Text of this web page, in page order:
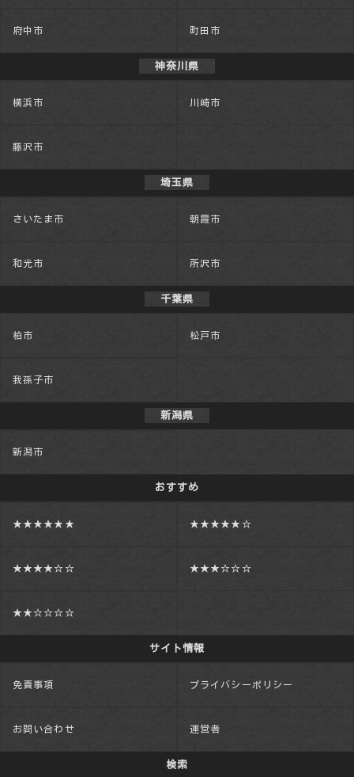
府中市 町田市
神奈川県
横浜市 川崎市
藤沢市
埼玉県
さいたま市 朝霞市
和光市 所沢市
千葉県
柏市 松戸市
我孫子市
新潟県
新潟市
おすすめ
★★★★★★ ★★★★★☆
★★★★☆☆ ★★★☆☆☆
★★☆☆☆☆
サイト情報
免責事項 プライバシーポリシー
お問い合わせ 運営者
検索